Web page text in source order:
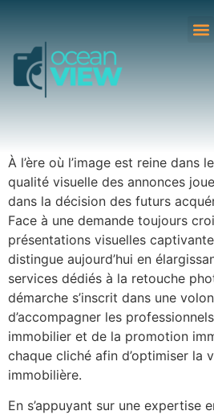
À l’ère où l’image est reine dans
qualité visuelle des annonces
dans la décision des futurs
Face à une demande toujours
présentations visuelles
distingue aujourd’hui en
services dédiés à la retouche
démarche s’inscrit dans une
d’accompagner les
immobilier et de la promotion
chaque cliché afin d’optimiser la
immobilière.
En s’appuyant sur une expertise